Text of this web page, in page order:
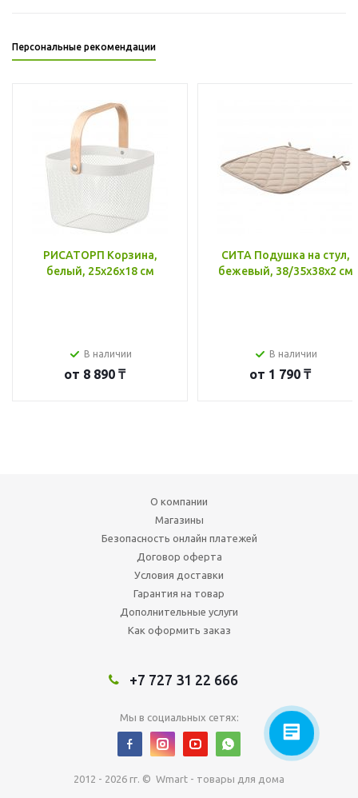
Персональные рекомендации
РИСАТОРП Корзина,
белый, 25x26x18 см
В наличии
от 8 890 ₸
СИТА Подушка на стул,
бежевый, 38/35x38x2 см
В наличии
от 1 790 ₸
О компании
Магазины
Безопасность онлайн платежей
Договор оферта
Условия доставки
Гарантия на товар
Дополнительные услуги
Как оформить заказ
+7 727 31 22 666
Мы в социальных сетях:
2012 - 2026 гг. © Wmart - товары для дома